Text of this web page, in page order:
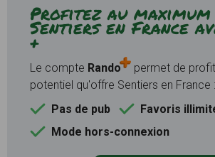
Profitez au maximum
Sentiers en France
+
Le compte Rando
permet de
potentiel qu'offre Sentiers en France :
Pas de pub
Favoris
Mode hors-connexion